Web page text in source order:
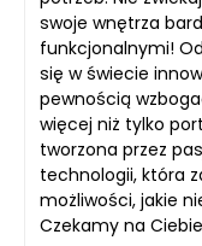
swoje wnętrza
funkcjonalnymi!
się w świecie
pewnością
więcej niż tylko
tworzona przez
technologii, która
możliwości, jakie
Czekamy na